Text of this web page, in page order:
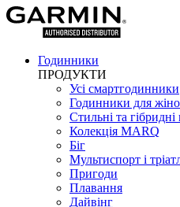
Годинники
ПРОДУКТИ
Усі смартгодинники
Годинники для
Стильні та
Колекція MARQ
Біг
Мультиспорт і
Пригоди
Плавання
Дайвінг